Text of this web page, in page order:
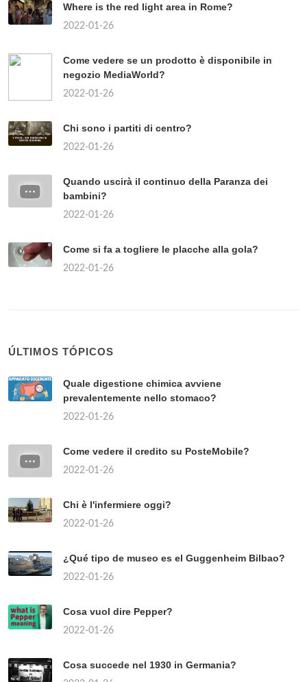
Where is the red light area in Rome?
2022-01-26
Come vedere se un prodotto è disponibile in
negozio MediaWorld?
2022-01-26
Chi sono i partiti di centro?
2022-01-26
Quando uscirà il continuo della Paranza dei
bambini?
2022-01-26
Come si fa a togliere le placche alla gola?
2022-01-26
ÚLTIMOS TÓPICOS
Quale digestione chimica avviene
prevalentemente nello stomaco?
2022-01-26
Come vedere il credito su PosteMobile?
2022-01-26
Chi è l'infermiere oggi?
2022-01-26
¿Qué tipo de museo es el Guggenheim Bilbao?
2022-01-26
Cosa vuol dire Pepper?
2022-01-26
Cosa succede nel 1930 in Germania?